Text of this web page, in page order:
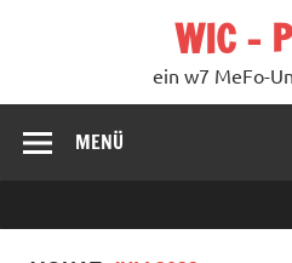
WIC –
ein w7 MeFo-
MENÜ